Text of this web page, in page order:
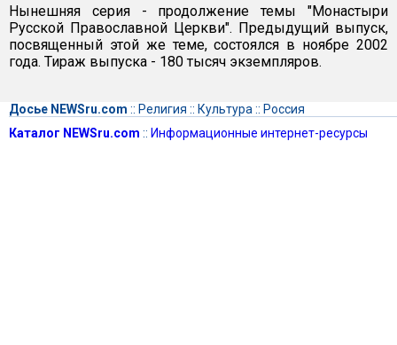
Нынешняя серия - продолжение темы "Монастыри
Русской Православной Церкви". Предыдущий выпуск,
посвященный этой же теме, состоялся в ноябре 2002
года. Тираж выпуска - 180 тысяч экземпляров.
Досье NEWSru.com :: Религия :: Культура :: Россия
Каталог NEWSru.com :: Информационные интернет-ресурсы